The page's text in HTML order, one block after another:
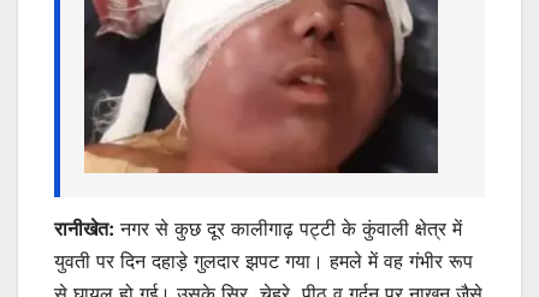
रानीखेत: नगर से कुछ दूर कालीगाढ़ पट्टी के कुंवाली क्षेत्र में
युवती पर दिन दहाड़े गुलदार झपट गया। हमले में वह गंभीर रूप